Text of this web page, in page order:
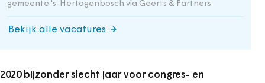
gemeente 's-Hertogenbosch via Geerts & Partners
Bekijk alle vacatures
2020 bijzonder slecht jaar voor congres- en